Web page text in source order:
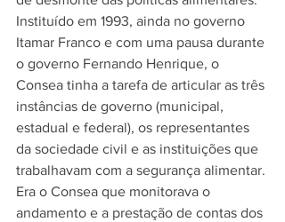
Instituído em 1993, ainda no governo
Itamar Franco e com uma pausa durante
o governo Fernando Henrique, o
Consea tinha a tarefa de articular as três
instâncias de governo (municipal,
estadual e federal), os representantes
da sociedade civil e as instituições que
trabalhavam com a segurança alimentar.
Era o Consea que monitorava o
andamento e a prestação de contas dos